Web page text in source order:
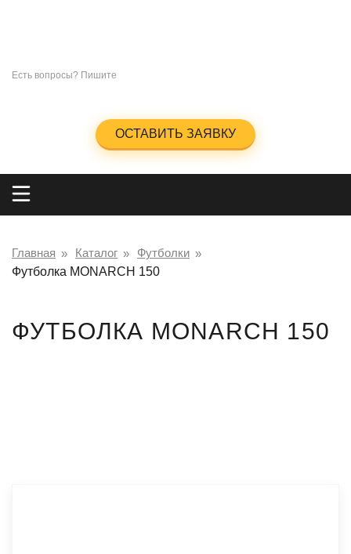
Есть вопросы? Пишите
ОСТАВИТЬ ЗАЯВКУ
Главная Каталог
Футболки
Футболка MONARCH 150
ФУТБОЛКА MONARCH 150